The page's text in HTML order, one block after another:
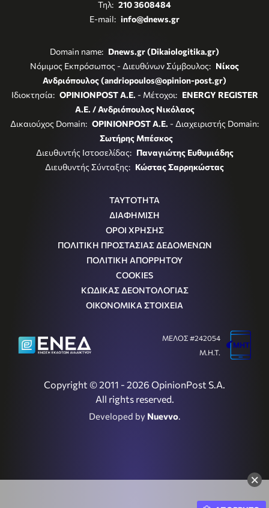
×
Τηλ: 210 3608484
E-mail: info@dnews.gr
Domain name: Dnews.gr (Dikaiologitika.gr)
Νόμιμος Εκπρόσωπος - Διευθύνων Σύμβουλος: Νίκος
Ανδριόπουλος (andriopoulos@opinion-post.gr)
Ιδιοκτησία: OPINIONPOST A.E. - Μέτοχοι: ENERGY REGISTER
Α.Ε. / Ανδριόπουλος Νικόλαος
Δικαιούχος Domain: OPINIONPOST A.E. - Διαχειριστής Domain:
Σωτήρης Μπέσκος
Διευθυντής Ιστοσελίδας: Παναγιώτης Ευθυμιάδης
Διευθυντής Σύνταξης: Κώστας Σαρρηκώστας
ΤΑΥΤΟΤΗΤΑ
ΔΙΑΦΗΜΙΣΗ
ΟΡΟΙ ΧΡΗΣΗΣ
ΠΟΛΙΤΙΚΗ ΠΡΟΣΤΑΣΙΑΣ ΔΕΔΟΜΕΝΩΝ
ΠΟΛΙΤΙΚΗ ΑΠΟΡΡΗΤΟΥ
COOKIES
ΚΩΔΙΚΑΣ ΔΕΟΝΤΟΛΟΓΙΑΣ
ΟΙΚΟΝΟΜΙΚΑ ΣΤΟΙΧΕΙΑ
Copyright © 2011 - 2026 OpinionPost S.A.
All rights reserved.
Developed by Nuevvo.
ΜΕΛΟΣ #242054
Μ.Η.Τ.